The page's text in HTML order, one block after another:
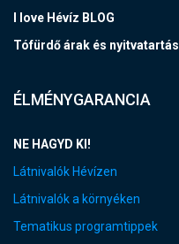
I love Hévíz BLOG
Tófürdő árak és nyitvatartás
ÉLMÉNYGARANCIA
NE HAGYD KI!
Látnivalók Hévízen
Látnivalók a környéken
Tematikus programtippek